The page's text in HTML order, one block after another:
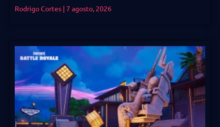
Rodrigo Cortes 7 agosto, 2026